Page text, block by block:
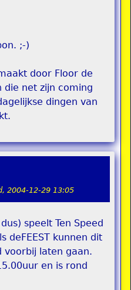
;-)
door Floor de
die net zijn coming
dingen van
2004-12-29 13:05
speelt Ten Speed
deFEEST kunnen dit
voorbij laten gaan.
en is rond